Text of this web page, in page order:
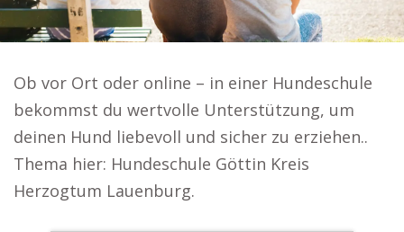
Ob vor Ort oder online – in einer Hundeschule
bekommst du wertvolle Unterstützung, um
deinen Hund liebevoll und sicher zu erziehen..
Thema hier: Hundeschule Göttin Kreis
Herzogtum Lauenburg.